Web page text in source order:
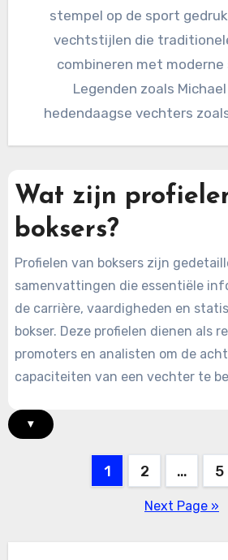
stempel op de sport
vechtstijlen die
combineren met
Legenden zoals
hedendaagse vechters
Wat zijn
boksers?
Profielen van boksers zijn
samenvattingen die essentiële
de carrière, vaardigheden en
bokser. Deze profielen dienen als
promoters en analisten om de
capaciteiten van een vechter te
▾
1 2 … 5
Next Page »